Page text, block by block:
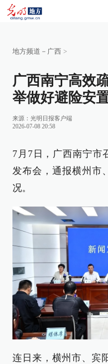
地方频道－广西 >
广西南宁高效
举做好避险安
来源： 光明日报客户端
2026-07-08 20:58
7月7日，广西南宁市
发布会，通报横州市
况。
连日来，横州市、宾